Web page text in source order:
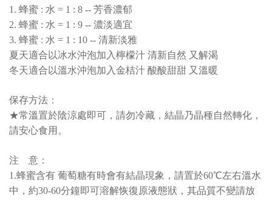
1. 蜂蜜 : 水 = 1 : 8 -- 芳香濃郁
2. 蜂蜜 : 水 = 1 : 9 -- 濃淡適宜
3. 蜂蜜 : 水 = 1 : 10 -- 清新淡雅
夏天適合以冰水沖泡加入檸檬汁 清新自然 又解渴
冬天適合以溫水沖泡加入金桔汁 酸酸甜甜 又溫暖
保存方法：
★常溫置於陰涼處即可，請勿冷藏，結晶乃晶種自然轉化，
請安心食用。
注 意：
1.蜂蜜含有 葡萄糖有時會有結晶現象，請置於60℃左右溫水
中，約30-60分鐘即可溶解恢復原液態狀，其品質不變請放